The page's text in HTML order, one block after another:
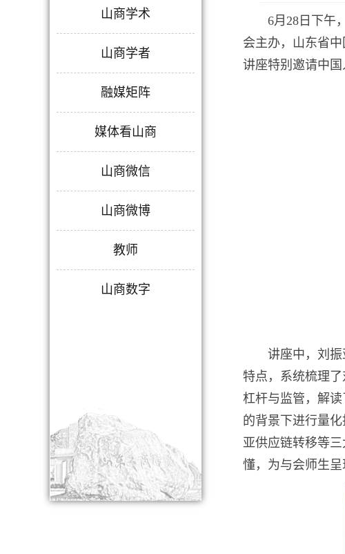
山商学术
山商学者
融媒矩阵
媒体看山商
山商微信
山商微博
教师
山商数字
6月28日下午
会主办，山东省
讲座特别邀请中
讲座中，刘
特点，系统梳理
杠杆与监管，解
的背景下进行量
亚供应链转移等
懂，为与会师生呈